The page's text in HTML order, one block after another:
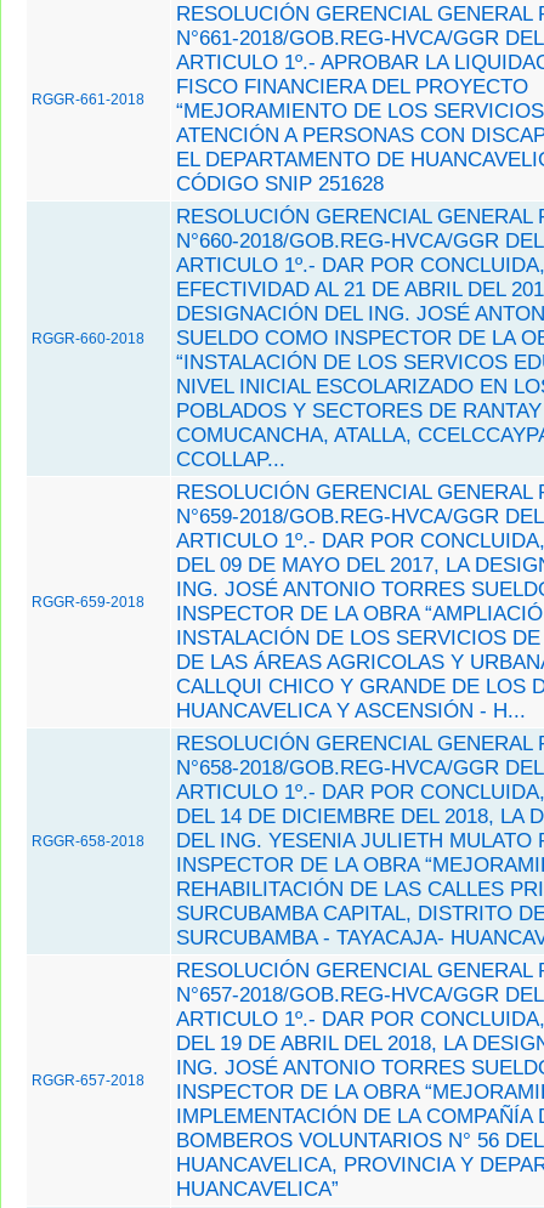
RGGR-661-2018
RESOLUCIÓN GERENCIAL GENERAL
N°661-2018/GOB.REG-HVCA/GGR
ARTICULO 1º.- APROBAR LA
FISCO FINANCIERA DEL PROYECTO
“MEJORAMIENTO DE LOS
ATENCIÓN A PERSONAS CON
EL DEPARTAMENTO DE
CÓDIGO SNIP 251628
RGGR-660-2018
RESOLUCIÓN GERENCIAL GENERAL
N°660-2018/GOB.REG-HVCA/GGR
ARTICULO 1º.- DAR POR
EFECTIVIDAD AL 21 DE ABRIL DEL
DESIGNACIÓN DEL ING. JOSÉ
SUELDO COMO INSPECTOR DE LA
“INSTALACIÓN DE LOS SERVICOS
NIVEL INICIAL ESCOLARIZADO EN
POBLADOS Y SECTORES DE
COMUCANCHA, ATALLA,
CCOLLAP...
RGGR-659-2018
RESOLUCIÓN GERENCIAL GENERAL
N°659-2018/GOB.REG-HVCA/GGR
ARTICULO 1º.- DAR POR
DEL 09 DE MAYO DEL 2017, LA
ING. JOSÉ ANTONIO TORRES
INSPECTOR DE LA OBRA
INSTALACIÓN DE LOS SERVICIOS
DE LAS ÁREAS AGRICOLAS Y
CALLQUI CHICO Y GRANDE DE LOS
HUANCAVELICA Y ASCENSIÓN - H...
RGGR-658-2018
RESOLUCIÓN GERENCIAL GENERAL
N°658-2018/GOB.REG-HVCA/GGR
ARTICULO 1º.- DAR POR
DEL 14 DE DICIEMBRE DEL 2018, LA
DEL ING. YESENIA JULIETH MULATO
INSPECTOR DE LA OBRA
REHABILITACIÓN DE LAS CALLES
SURCUBAMBA CAPITAL, DISTRITO
SURCUBAMBA - TAYACAJA-
RGGR-657-2018
RESOLUCIÓN GERENCIAL GENERAL
N°657-2018/GOB.REG-HVCA/GGR
ARTICULO 1º.- DAR POR
DEL 19 DE ABRIL DEL 2018, LA
ING. JOSÉ ANTONIO TORRES
INSPECTOR DE LA OBRA
IMPLEMENTACIÓN DE LA COMPAÑÍA
BOMBEROS VOLUNTARIOS N° 56
HUANCAVELICA, PROVINCIA Y
HUANCAVELICA”